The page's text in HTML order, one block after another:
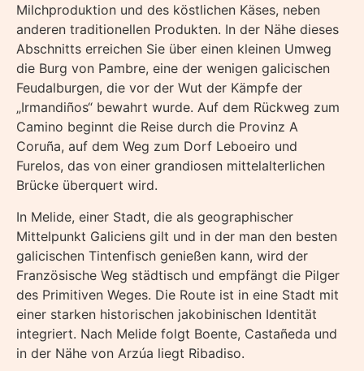
Milchproduktion und des köstlichen Käses, neben
anderen traditionellen Produkten. In der Nähe dieses
Abschnitts erreichen Sie über einen kleinen Umweg
die Burg von Pambre, eine der wenigen galicischen
Feudalburgen, die vor der Wut der Kämpfe der
„Irmandiños“ bewahrt wurde. Auf dem Rückweg zum
Camino beginnt die Reise durch die Provinz A
Coruña, auf dem Weg zum Dorf Leboeiro und
Furelos, das von einer grandiosen mittelalterlichen
Brücke überquert wird.
In Melide, einer Stadt, die als geographischer
Mittelpunkt Galiciens gilt und in der man den besten
galicischen Tintenfisch genießen kann, wird der
Französische Weg städtisch und empfängt die Pilger
des Primitiven Weges. Die Route ist in eine Stadt mit
einer starken historischen jakobinischen Identität
integriert. Nach Melide folgt Boente, Castañeda und
in der Nähe von Arzúa liegt Ribadiso.